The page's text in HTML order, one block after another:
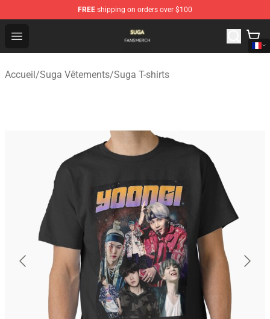
FREE shipping on orders over $100
Open menu
Suga Shop - Official Suga Merchandise Store
Accueil/Suga Vêtements/Suga T-shirts